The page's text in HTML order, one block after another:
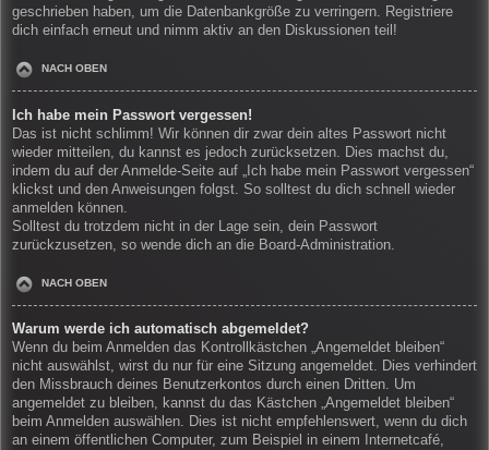
geschrieben haben, um die Datenbankgröße zu verringern. Registriere
dich einfach erneut und nimm aktiv an den Diskussionen teil!
NACH OBEN
Ich habe mein Passwort vergessen!
Das ist nicht schlimm! Wir können dir zwar dein altes Passwort nicht
wieder mitteilen, du kannst es jedoch zurücksetzen. Dies machst du,
indem du auf der Anmelde-Seite auf „Ich habe mein Passwort vergessen“
klickst und den Anweisungen folgst. So solltest du dich schnell wieder
anmelden können.
Solltest du trotzdem nicht in der Lage sein, dein Passwort
zurückzusetzen, so wende dich an die Board-Administration.
NACH OBEN
Warum werde ich automatisch abgemeldet?
Wenn du beim Anmelden das Kontrollkästchen „Angemeldet bleiben“
nicht auswählst, wirst du nur für eine Sitzung angemeldet. Dies verhindert
den Missbrauch deines Benutzerkontos durch einen Dritten. Um
angemeldet zu bleiben, kannst du das Kästchen „Angemeldet bleiben“
beim Anmelden auswählen. Dies ist nicht empfehlenswert, wenn du dich
an einem öffentlichen Computer, zum Beispiel in einem Internetcafé,